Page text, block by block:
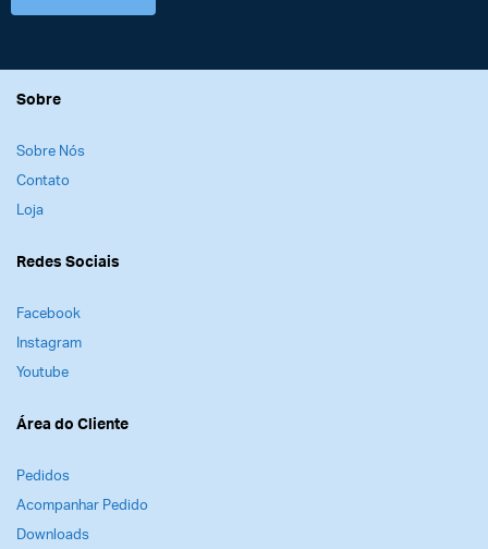
Sobre
Sobre Nós
Contato
Loja
Redes Sociais
Facebook
Instagram
Youtube
Área do Cliente
Pedidos
Acompanhar Pedido
Downloads